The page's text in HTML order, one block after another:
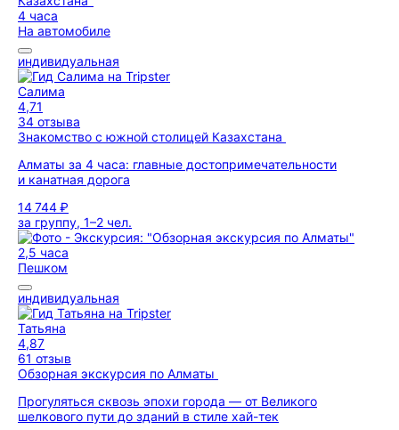
4 часа
На автомобиле
индивидуальная
Салима
4,71
34 отзыва
Знакомство с южной столицей Казахстана
Алматы за 4 часа: главные достопримечательности
и канатная дорога
14 744 ₽
за группу, 1–2 чел.
2,5 часа
Пешком
индивидуальная
Татьяна
4,87
61 отзыв
Обзорная экскурсия по Алматы
Прогуляться сквозь эпохи города — от Великого
шелкового пути до зданий в стиле хай-тек